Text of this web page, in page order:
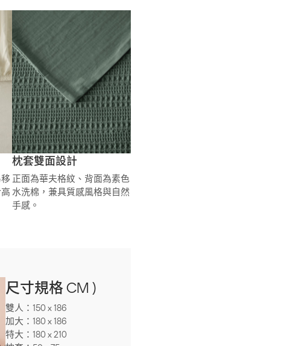
枕套雙面設計
正面為華夫格紋、背面為素色
水洗棉，兼具質感風格與自然
手感。
尺寸規格 CM )
雙人：150 x 186
加大：180 x 186
特大：180 x 210